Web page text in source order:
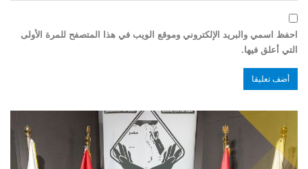
احفظ اسمي والبريد الإلكتروني وموقع الويب في هذا المتصفح للمرة الأولى
التي أعلق فيها.